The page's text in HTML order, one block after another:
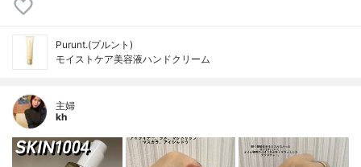
Purunt.(プルント)
モイストケア美容液ハンドクリーム
主婦
kh